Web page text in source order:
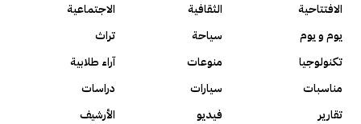
الافتتاحية
الثقافية
الاجتماعية
يوم و يوم
سياحة
تراث
تكنولوجيا
منوعات
آراء طلابية
مناسبات
سيارات
دراسات
تقارير
فيديو الأرشيف